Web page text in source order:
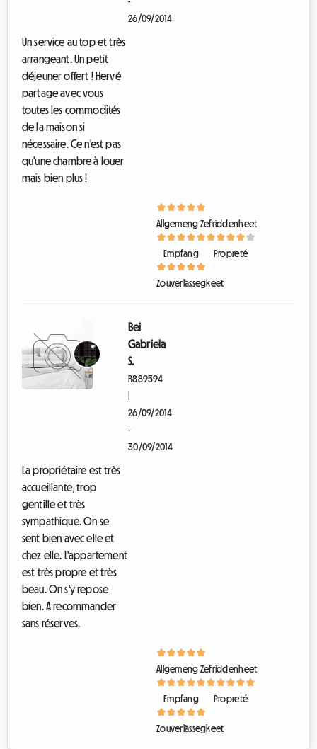
26/09/2014
Un service au top et très
arrangeant. Un petit
déjeuner offert ! Hervé
partage avec vous
toutes les commodités
de la maison si
nécessaire. Ce n'est pas
qu'une chambre à louer
mais bien plus !
Allgemeng Zefriddenheet
Empfang Propreté
Zouverlässegkeet
Bei
Gabriela
S.
R889594
26/09/2014
-
30/09/2014
La propriétaire est très
accueillante, trop
gentille et très
sympathique. On se
sent bien avec elle et
chez elle. L'appartement
est très propre et très
beau. On s'y repose
bien. A recommander
sans réserves.
Allgemeng Zefriddenheet
Empfang Propreté
Zouverlässegkeet